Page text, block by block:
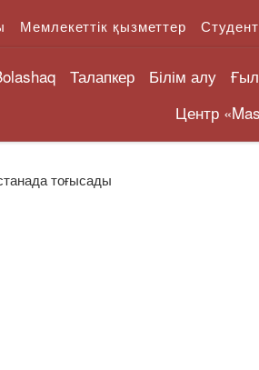
Мемлекеттік қызметтер
Талапкер Білім алу
Центр
тоғысады